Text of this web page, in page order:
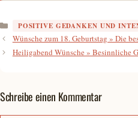
Kategorien
POSITIVE GEDANKEN UND
Wünsche zum 18. Geburtstag » Die
Heiligabend Wünsche » Besinnliche
Schreibe einen Kommentar